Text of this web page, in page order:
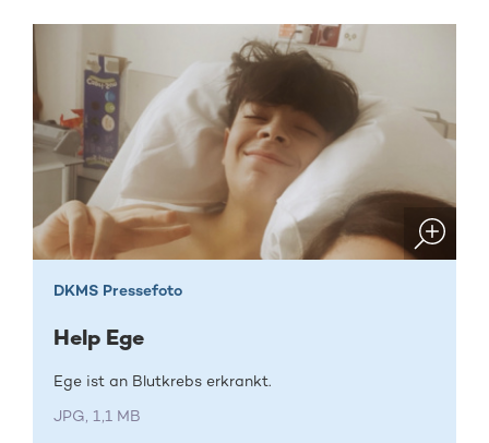
DKMS Pressefoto
Help Ege
Ege ist an Blutkrebs erkrankt.
JPG, 1,1 MB